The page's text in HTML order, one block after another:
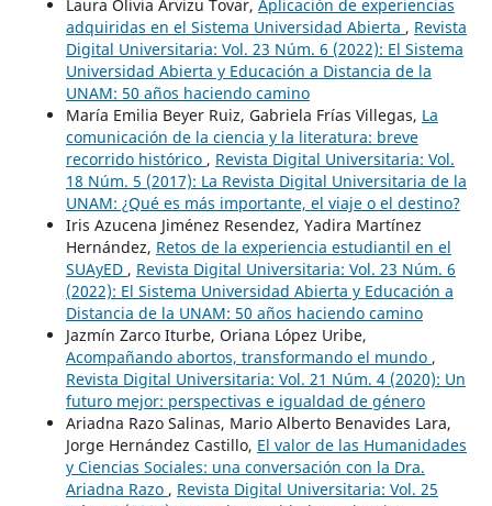
Laura Olivia Arvizu Tovar, Aplicación de experiencias
adquiridas en el Sistema Universidad Abierta , Revista
Digital Universitaria: Vol. 23 Núm. 6 (2022): El Sistema
Universidad Abierta y Educación a Distancia de la
UNAM: 50 años haciendo camino
María Emilia Beyer Ruiz, Gabriela Frías Villegas, La
comunicación de la ciencia y la literatura: breve
recorrido histórico , Revista Digital Universitaria: Vol.
18 Núm. 5 (2017): La Revista Digital Universitaria de la
UNAM: ¿Qué es más importante, el viaje o el destino?
Iris Azucena Jiménez Resendez, Yadira Martínez
Hernández, Retos de la experiencia estudiantil en el
SUAyED , Revista Digital Universitaria: Vol. 23 Núm. 6
(2022): El Sistema Universidad Abierta y Educación a
Distancia de la UNAM: 50 años haciendo camino
Jazmín Zarco Iturbe, Oriana López Uribe,
Acompañando abortos, transformando el mundo ,
Revista Digital Universitaria: Vol. 21 Núm. 4 (2020): Un
futuro mejor: perspectivas e igualdad de género
Ariadna Razo Salinas, Mario Alberto Benavides Lara,
Jorge Hernández Castillo, El valor de las Humanidades
y Ciencias Sociales: una conversación con la Dra.
Ariadna Razo , Revista Digital Universitaria: Vol. 25